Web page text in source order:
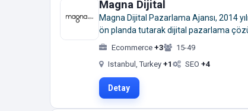
Magna Dijital
Magna Dijital Pazarlama Ajansı, 2014
ön planda tutarak dijital pazarlama
Ecommerce +3
15-49
Istanbul, Turkey +1 SEO+4
Detay